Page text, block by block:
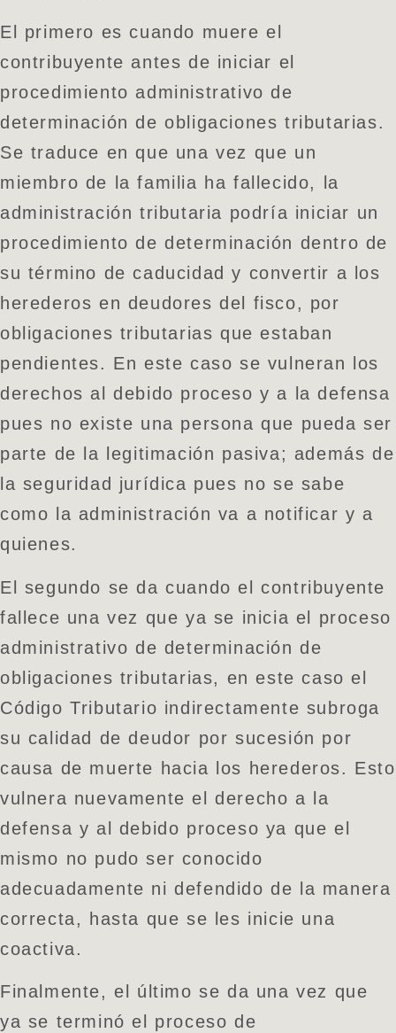
El primero es cuando muere el
contribuyente antes de iniciar el
procedimiento administrativo de
determinación de obligaciones tributarias.
Se traduce en que una vez que un
miembro de la familia ha fallecido, la
administración tributaria podría iniciar un
procedimiento de determinación dentro de
su término de caducidad y convertir a los
herederos en deudores del fisco, por
obligaciones tributarias que estaban
pendientes. En este caso se vulneran los
derechos al debido proceso y a la defensa
pues no existe una persona que pueda ser
parte de la legitimación pasiva; además de
la seguridad jurídica pues no se sabe
como la administración va a notificar y a
quienes.
El segundo se da cuando el contribuyente
fallece una vez que ya se inicia el proceso
administrativo de determinación de
obligaciones tributarias, en este caso el
Código Tributario indirectamente subroga
su calidad de deudor por sucesión por
causa de muerte hacia los herederos. Esto
vulnera nuevamente el derecho a la
defensa y al debido proceso ya que el
mismo no pudo ser conocido
adecuadamente ni defendido de la manera
correcta, hasta que se les inicie una
coactiva.
Finalmente, el último se da una vez que
ya se terminó el proceso de